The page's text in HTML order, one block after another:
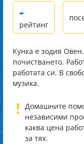
-
рейтинг
Кунка е зодия
почистването.
работата си. В
музика.
! Домашните
независими
каква цена
за тях.